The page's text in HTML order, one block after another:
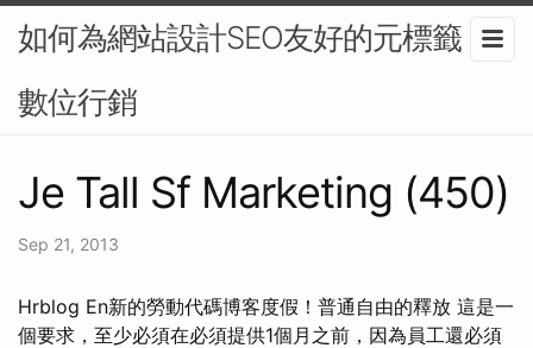
如何為網站設計SEO友好的元標籤？-
數位行銷
Je Tall Sf Marketing (450)
Sep 21, 2013
Hrblog En新的勞動代碼博客度假！普通自由的釋放 這是一
個要求，至少必須在必須提供1個月之前，因為員工還必須